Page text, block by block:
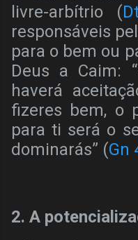
livre-arbítrio (
responsáveis
para o bem ou
Deus a Caim:
haverá
fizeres bem, o
para ti será o
dominarás” (Gn
2. A